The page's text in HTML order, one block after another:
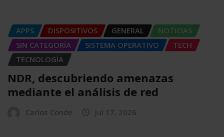
APPS DISPOSITIVOS GENERAL
NOTICIAS
SIN CATEGORÍA
SISTEMA OPERATIVO
TECH
TECNOLOGÍA
NDR, descubriendo amenazas
mediante el análisis de red
Carlos Conde Jul 17, 2026